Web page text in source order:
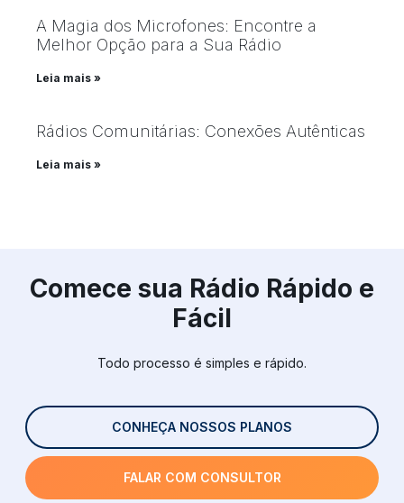
A Magia dos Microfones: Encontre a
Melhor Opção para a Sua Rádio
Leia mais »
Rádios Comunitárias: Conexões Autênticas
Leia mais »
Comece sua Rádio Rápido e
Fácil
Todo processo é simples e rápido.
CONHEÇA NOSSOS PLANOS
FALAR COM CONSULTOR